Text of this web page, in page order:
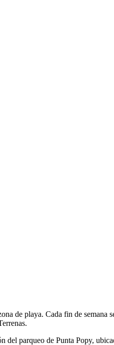
de playa. Cada fin de semana
del parqueo de Punta Popy,